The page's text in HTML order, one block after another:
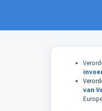
van